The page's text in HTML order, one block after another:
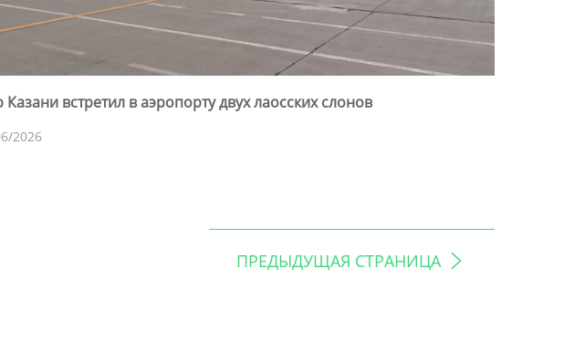
Казани встретил в аэропорту двух лаосских слонов
2026
ПРЕДЫДУЩАЯ СТРАНИЦА